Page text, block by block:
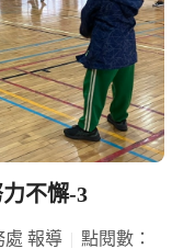
不懈-3
處 報導
點閱數：